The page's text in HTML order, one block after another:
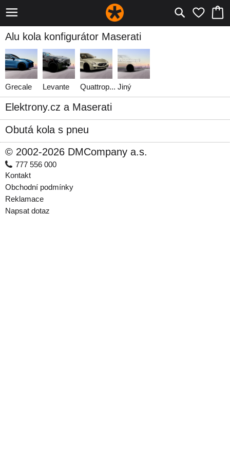
Alu kola konfigurátor Maserati
Grecale Levante Quattrop... Jiný
Elektrony.cz a Maserati
Obutá kola s pneu
© 2002-2026 DMCompany a.s.
777 556 000
Kontakt
Obchodní podmínky
Reklamace
Napsat dotaz